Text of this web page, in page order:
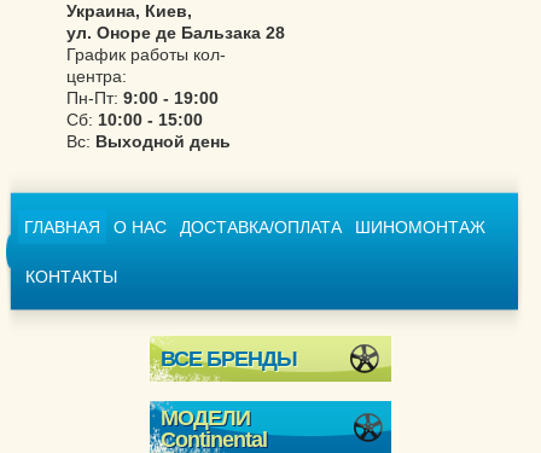
Украина, Киев,
ул. Оноре де Бальзака 28
График работы кол-
центра:
Пн-Пт: 9:00 - 19:00
Сб: 10:00 - 15:00
Вс: Выходной день
ГЛАВНАЯ О НАС ДОСТАВКА/ОПЛАТА ШИНОМОНТАЖ
КОНТАКТЫ
ВСЕ БРЕНДЫ
МОДЕЛИ
Continental